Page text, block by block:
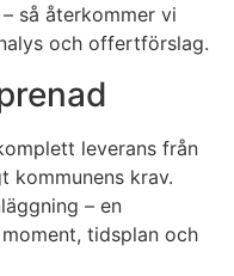
så återkommer vi
och offertförslag.
leverans från
kommunens krav.
– en
tidsplan och